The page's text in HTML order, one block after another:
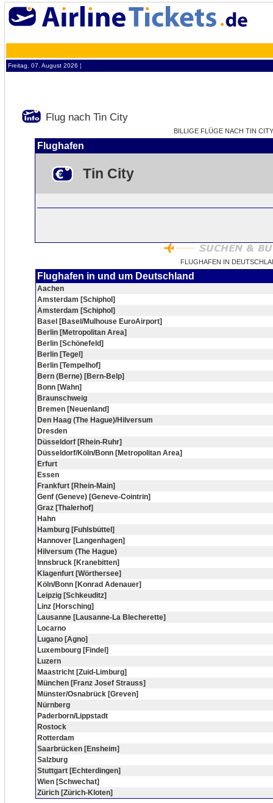
Freitag, 07. August 2026 ¦
Flug nach Tin City
BILLIGE FLÜGE NACH TIN
Flughafen
Tin City
FLUGHAFEN IN
Flughafen in und um Deutschland
Aachen
Amsterdam [Schiphol]
Amsterdam [Schiphol]
Basel [Basel/Mulhouse EuroAirport]
Berlin [Metropolitan Area]
Berlin [Schönefeld]
Berlin [Tegel]
Berlin [Tempelhof]
Bern (Berne) [Bern-Belp]
Bonn [Wahn]
Braunschweig
Bremen [Neuenland]
Den Haag (The Hague)/Hilversum
Dresden
Düsseldorf [Rhein-Ruhr]
Düsseldorf/Köln/Bonn [Metropolitan Area]
Erfurt
Essen
Frankfurt [Rhein-Main]
Genf (Geneve) [Geneve-Cointrin]
Graz [Thalerhof]
Hahn
Hamburg [Fuhlsbüttel]
Hannover [Langenhagen]
Hilversum (The Hague)
Innsbruck [Kranebitten]
Klagenfurt [Wörthersee]
Köln/Bonn [Konrad Adenauer]
Leipzig [Schkeuditz]
Linz [Horsching]
Lausanne [Lausanne-La Blecherette]
Locarno
Lugano [Agno]
Luxembourg [Findel]
Luzern
Maastricht [Zuid-Limburg]
München [Franz Josef Strauss]
Münster/Osnabrück [Greven]
Nürnberg
Paderborn/Lippstadt
Rostock
Rotterdam
Saarbrücken [Ensheim]
Salzburg
Stuttgart [Echterdingen]
Wien [Schwechat]
Zürich [Zürich-Kloten]